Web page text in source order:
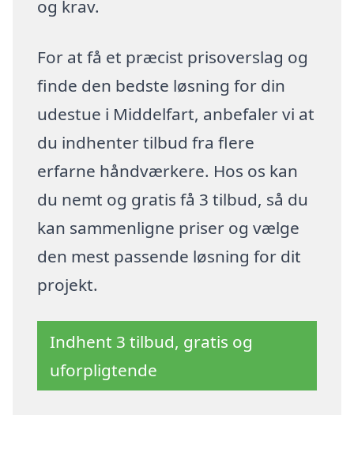
og krav.
For at få et præcist prisoverslag og
finde den bedste løsning for din
udestue i Middelfart, anbefaler vi at
du indhenter tilbud fra flere
erfarne håndværkere. Hos os kan
du nemt og gratis få 3 tilbud, så du
kan sammenligne priser og vælge
den mest passende løsning for dit
projekt.
Indhent 3 tilbud, gratis og
uforpligtende